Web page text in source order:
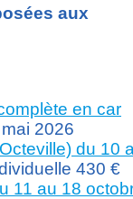
aux
en car
2026
du 10
430 €
11 au 18